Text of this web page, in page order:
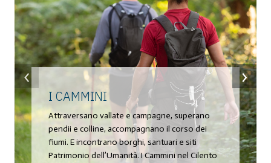
I CAMMINI
Attraversano vallate e campagne, superano
pendii e colline, accompagnano il corso dei
fiumi. E incontrano borghi, santuari e siti
Patrimonio dell’Umanità. I Cammini nel Cilento
‹ ›